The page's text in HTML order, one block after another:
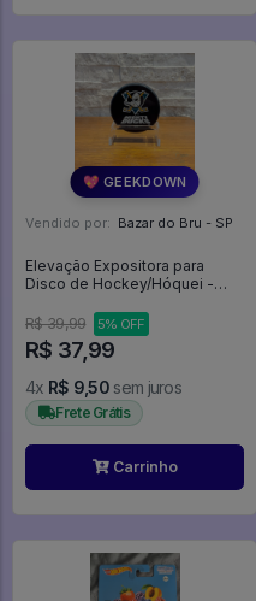
💖 GEEKDOWN
Vendido por: Bazar do Bru - SP
Elevação Expositora para
Disco de Hockey/Hóquei -
R$ 39,99
5% OFF
R$ 37,99
4x R$ 9,50 sem juros
Frete Grátis
Carrinho